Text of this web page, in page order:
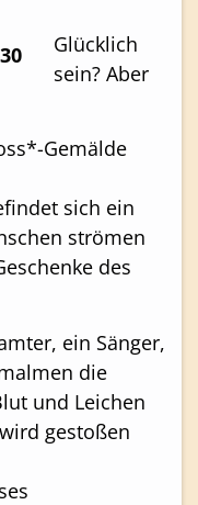
Glücklich
sein? Aber
Gemälde
sich ein
strömen
des
ein Sänger,
die
und Leichen
gestoßen